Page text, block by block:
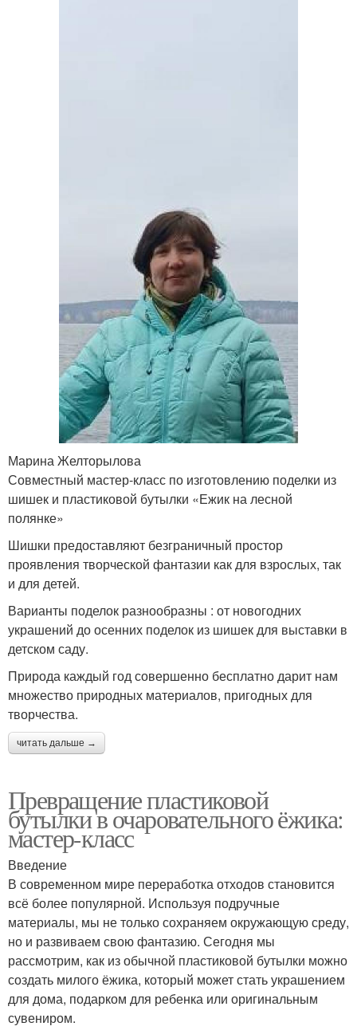
Марина Желторылова
Совместный мастер-класс по изготовлению поделки из
шишек и пластиковой бутылки «Ежик на лесной
полянке»
Шишки предоставляют безграничный простор
проявления творческой фантазии как для взрослых, так
и для детей.
Варианты поделок разнообразны : от новогодних
украшений до осенних поделок из шишек для выставки в
детском саду.
Природа каждый год совершенно бесплатно дарит нам
множество природных материалов, пригодных для
творчества.
читать дальше →
Превращение пластиковой
бутылки в очаровательного ёжика:
мастер-класс
Введение
В современном мире переработка отходов становится
всё более популярной. Используя подручные
материалы, мы не только сохраняем окружающую среду,
но и развиваем свою фантазию. Сегодня мы
рассмотрим, как из обычной пластиковой бутылки можно
создать милого ёжика, который может стать украшением
для дома, подарком для ребенка или оригинальным
сувениром.